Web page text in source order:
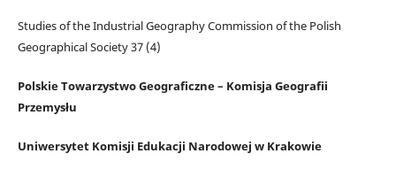
Studies of the Industrial Geography Commission of the Polish
Geographical Society 37 (4)
Polskie Towarzystwo Geograficzne – Komisja Geografii
Przemysłu
Uniwersytet Komisji Edukacji Narodowej w Krakowie